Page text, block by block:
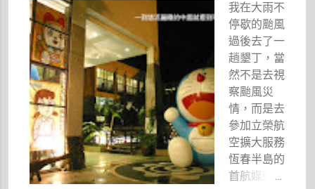
店員也相當
親切，重要
的是還有無
線網路，於
是我心想
著，又多了
一家可以去
寫稿喝咖啡
的咖啡館。
（唯一比較
不便的是，
我在大雨不
停歇的颱風
過後去了一
趟墾丁，當
然不是去視
察颱風災
情，而是去
參加立榮航
空擴大服務
恆春半島的
首航媒體